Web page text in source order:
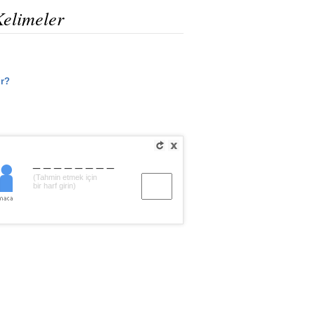
(Tahmin etmek için
bir harf girin)